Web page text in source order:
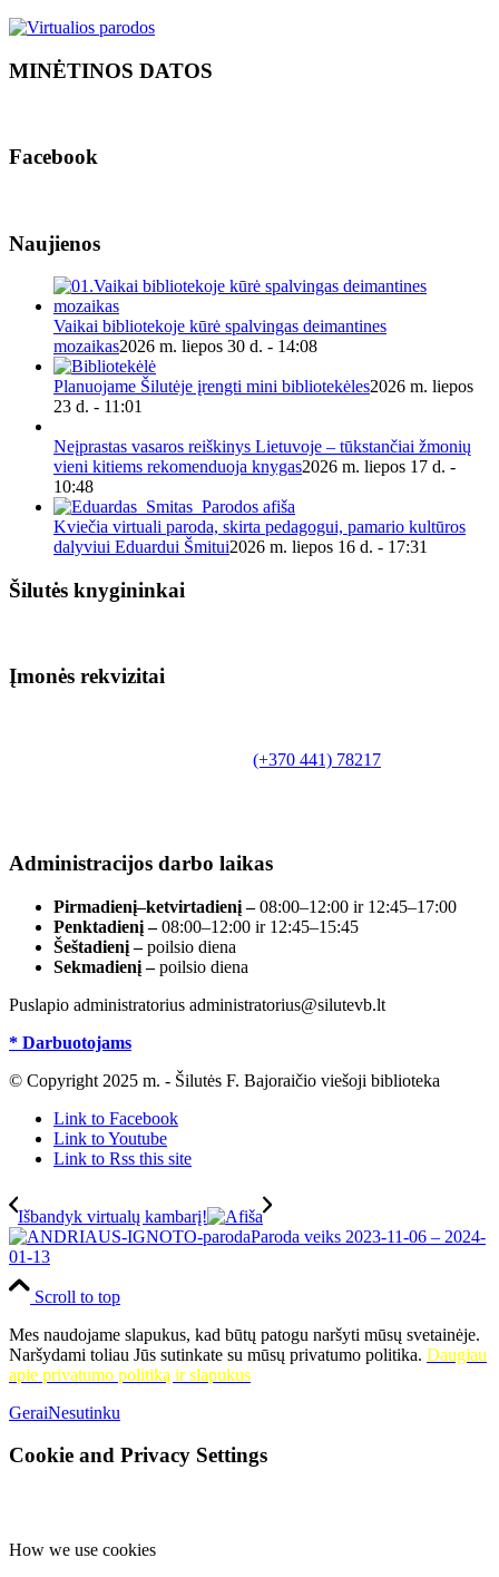
MINĖTINOS DATOS
Facebook
Naujienos
Vaikai bibliotekoje kūrė spalvingas deimantines
mozaikas2026 m. liepos 30 d. - 14:08
Planuojame Šilutėje įrengti mini bibliotekėles2026 m. liepos
23 d. - 11:01
Neįprastas vasaros reiškinys Lietuvoje – tūkstančiai žmonių
vieni kitiems rekomenduoja knygas2026 m. liepos 17 d. -
10:48
Kviečia virtuali paroda, skirta pedagogui, pamario kultūros
dalyviui Eduardui Šmitui2026 m. liepos 16 d. - 17:31
Šilutės knygininkai
Įmonės rekvizitai
(+370 441) 78217
Administracijos darbo laikas
Pirmadienį–ketvirtadienį –08:00–12:00 ir 12:45–17:00
Penktadienį –08:00–12:00 ir 12:45–15:45
Šeštadienį –poilsio diena
Sekmadienį –poilsio diena
Puslapio administratorius administratorius@silutevb.lt
* Darbuotojams
© Copyright 2025 m. - Šilutės F. Bajoraičio viešoji biblioteka
Link to Facebook
Link to Youtube
Link to Rss this site
Išbandyk virtualų kambarį!
Paroda veiks 2023-11-06 – 2024-
01-13
Scroll to top
Mes naudojame slapukus, kad būtų patogu naršyti mūsų svetainėje.
Naršydami toliau Jūs sutinkate su mūsų privatumo politika. Daugiau
apie privatumo politiką ir slapukus
GeraiNesutinku
Cookie and Privacy Settings
How we use cookies